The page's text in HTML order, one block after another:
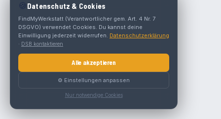
🍪 Datenschutz & Cookies
FindMyWerkstatt (Verantwortlicher gem. Art. 4 Nr. 7
DSGVO) verwendet Cookies. Du kannst deine
Einwilligung jederzeit widerrufen. Datenschutzerklärung
· DSB kontaktieren
Alle akzeptieren
⚙️ Einstellungen anpassen
Nur notwendige Cookies